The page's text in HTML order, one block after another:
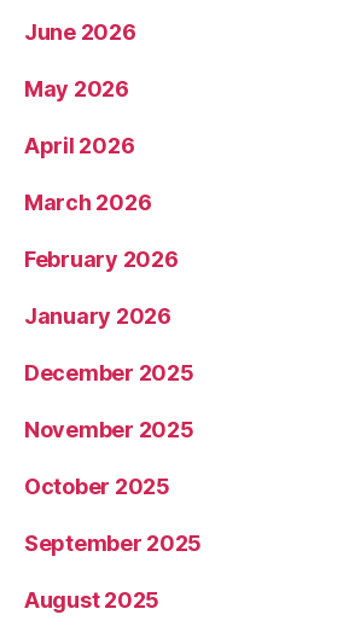
June 2026
May 2026
April 2026
March 2026
February 2026
January 2026
December 2025
November 2025
October 2025
September 2025
August 2025